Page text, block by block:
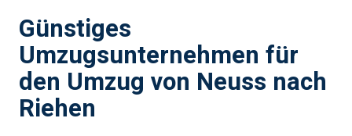
Günstiges
Umzugsunternehmen für
den Umzug von Neuss nach
Riehen